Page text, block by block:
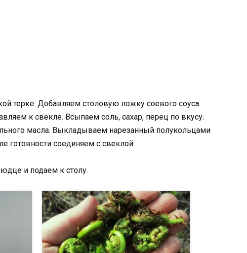
терке. Добавляем столовую ложку соевого соуса.
к свекле. Всыпаем соль, сахар, перец по вкусу.
масла. Выкладываем нарезанный полукольцами
готовности соединяем с свеклой.
и подаем к столу.